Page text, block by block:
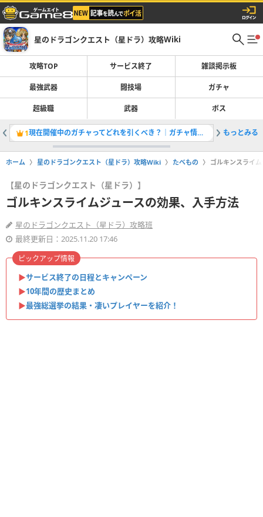
星のドラゴンクエスト（星ドラ）攻略Wiki
攻略TOP サービス終了 雑談掲示板
最強武器 闘技場 ガチャ
超級職 武器 ボス
1 現在開催中のガチャってどれを引くべき？｜ガチャ情報一覧 2いきな
もっとみる
ホーム 星のドラゴンクエスト（星ドラ）攻略Wiki たべもの ゴルキンスライ
【星のドラゴンクエスト（星ドラ）】
ゴルキンスライムジュースの効果、入手方法
星のドラゴンクエスト（星ドラ）攻略班
最終更新日：2025.11.20 17:46
▶︎サービス終了の日程とキャンペーン
▶︎10年間の歴史まとめ
▶︎最強総選挙の結果・凄いプレイヤーを紹介！
ピックアップ情報